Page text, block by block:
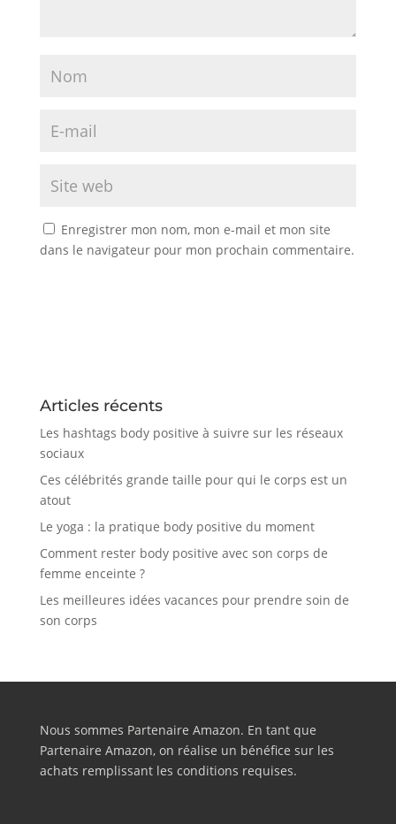
Enregistrer mon nom, mon e-mail et mon site
dans le navigateur pour mon prochain commentaire.
Articles récents
Les hashtags body positive à suivre sur les réseaux
sociaux
Ces célébrités grande taille pour qui le corps est un
atout
Le yoga : la pratique body positive du moment
Comment rester body positive avec son corps de
femme enceinte ?
Les meilleures idées vacances pour prendre soin de
son corps
Nous sommes Partenaire Amazon. En tant que
Partenaire Amazon, on réalise un bénéfice sur les
achats remplissant les conditions requises.